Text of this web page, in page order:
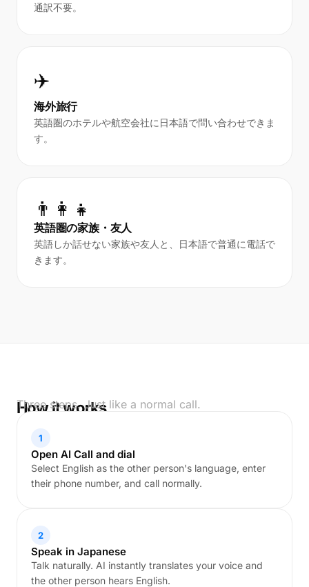
通訳不要。
✈️
海外旅行
英語圏のホテルや航空会社に日本語で問い合わせできま
す。
👨‍👩‍👧
英語圏の家族・友人
英語しか話せない家族や友人と、日本語で普通に電話で
きます。
How it works
Three steps. Just like a normal call.
1
Open AI Call and dial
Select English as the other person's language, enter
their phone number, and call normally.
2
Speak in Japanese
Talk naturally. AI instantly translates your voice and
the other person hears English.